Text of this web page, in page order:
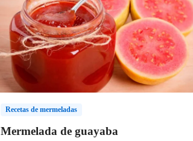
Recetas de mermeladas
Mermelada de guayaba